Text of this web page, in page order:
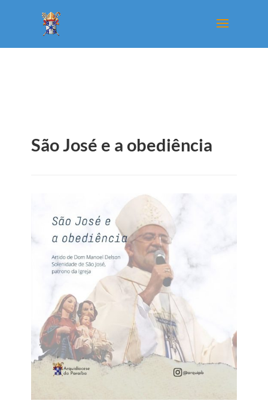
São José e a obediência